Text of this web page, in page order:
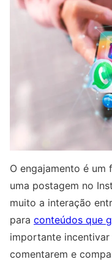
O engajamento é
uma postagem no
muito a interação
para conteúdos que
importante
comentarem e